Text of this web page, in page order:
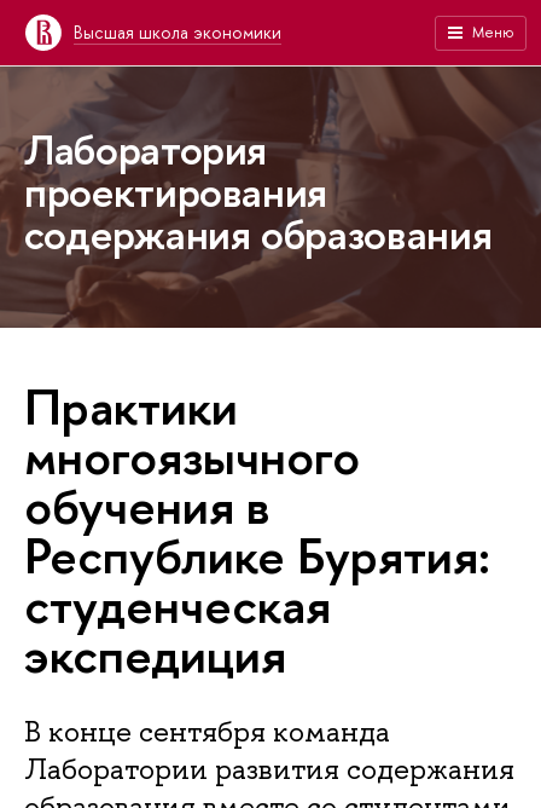
Высшая школа экономики Меню
Лаборатория
проектирования
содержания образования
Практики
многоязычного
обучения в
Республике Бурятия:
студенческая
экспедиция
В конце сентября команда
Лаборатории развития содержания